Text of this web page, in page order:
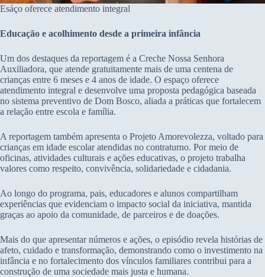
Esáço oferece atendimento integral
Educação e acolhimento desde a primeira infância
Um dos destaques da reportagem é a Creche Nossa Senhora
Auxiliadora, que atende gratuitamente mais de uma centena de
crianças entre 6 meses e 4 anos de idade. O espaço oferece
atendimento integral e desenvolve uma proposta pedagógica baseada
no sistema preventivo de Dom Bosco, aliada a práticas que fortalecem
a relação entre escola e família.
A reportagem também apresenta o Projeto Amorevolezza, voltado para
crianças em idade escolar atendidas no contraturno. Por meio de
oficinas, atividades culturais e ações educativas, o projeto trabalha
valores como respeito, convivência, solidariedade e cidadania.
Ao longo do programa, pais, educadores e alunos compartilham
experiências que evidenciam o impacto social da iniciativa, mantida
graças ao apoio da comunidade, de parceiros e de doações.
Mais do que apresentar números e ações, o episódio revela histórias de
afeto, cuidado e transformação, demonstrando como o investimento na
infância e no fortalecimento dos vínculos familiares contribui para a
construção de uma sociedade mais justa e humana.